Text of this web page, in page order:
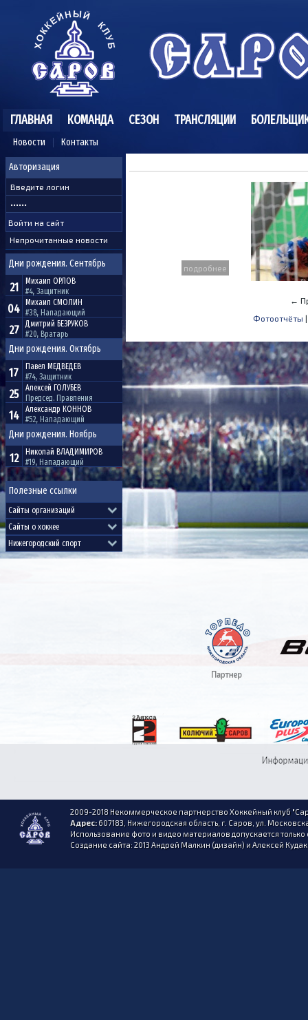
ГЛАВНАЯ
Новости Контакты
КОМАНДА СЕЗОН ТРАНСЛЯЦИИ
Авторизация
Непрочитанные новости
Дни рождения. Сентябрь
21 Михаил ОРЛОВ
#4, Защитник
04 Михаил СМОЛИН
#38, Нападающий
27 Дмитрий БЕЗРУКОВ
#20, Вратарь
Дни рождения. Октябрь
17 Павел МЕДВЕДЕВ
#74, Защитник
25 Алексей ГОЛУБЕВ
Председ. Правления
14 Александр КОННОВ
#52, Нападающий
Дни рождения. Ноябрь
12 Николай ВЛАДИМИРОВ
#19, Нападающий
Полезные ссылки
подробнее
←
Фотоотчёты
2009-2018 Некоммерческое партнерство Хоккейный клуб
Адрес:607183, Нижегородская область, г. Саров, ул.
Использование фото и видео материалов допускается
Создание сайта: 2013 Андрей Малкин (дизайн) и Алексей